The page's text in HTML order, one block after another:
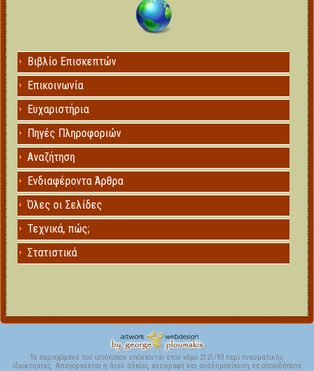
Βιβλίο Επισκεπτών
Επικοινωνία
Ευχαριστήρια
Πηγές Πληροφοριών
Αναζήτηση
Ενδιαφέροντα Άρθρα
Όλες οι Σελίδες
Τεχνικά, πώς;
Στατιστικά
Τα περιεχόμενα του ιστότοπου υπόκεινται στον νόμο 2121/93 περί πνευματικής
ιδιοκτησίας. Απαγορεύεται η άνευ αδείας αντιγραφή και αναδημοσίευση σε οποιοδήποτε